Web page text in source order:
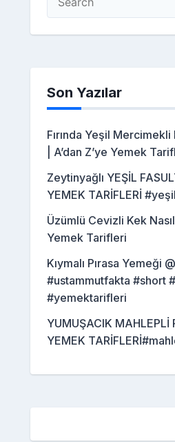
Son Yazılar
Fırında Yeşil
| A’dan Z’ye Yemek
Zeytinyağlı YEŞİL
YEMEK TARİFLERİ
Üzümlü Cevizli Kek Nasıl
Yemek Tarifleri
Kıymalı Pırasa Yemeği
#ustammutfakta #short
#yemektarifleri
YUMUŞACIK MAHLEPLİ
YEMEK